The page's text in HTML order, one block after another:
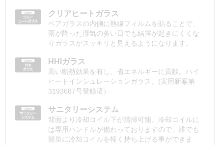
クリアヒートガラス
ペアガラスの内側に熱線フィルムを貼ることで、
雨が降った湿気の多い日でも結露が起きにくくな
りガラスがスッキリと見えるようになります。
HHIガラス
高い断熱効果を有し、省エネルギーに貢献。ハイ
ヒートインシュレーションガラス。(実用新案第
3193687号登録済）
サニタリーシステム
背面より冷却コイル下が清掃可能。冷却コイルに
は専用ハンドルが備わっておりますので、誰でも
簡単に冷却コイルを軽く持ち上げる事ができま